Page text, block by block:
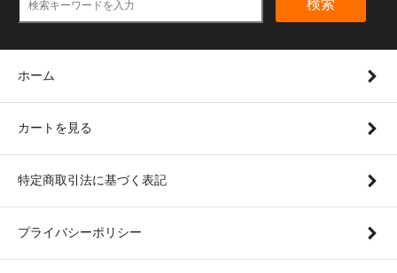
検索
ホーム
カートを見る
特定商取引法に基づく表記
プライバシーポリシー